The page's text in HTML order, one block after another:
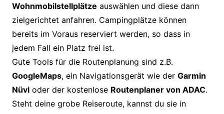
Wohnmobilstellplätze auswählen und diese dann
zielgerichtet anfahren. Campingplätze können
bereits im Voraus reserviert werden, so dass in
jedem Fall ein Platz frei ist.
Gute Tools für die Routenplanung sind z.B.
GoogleMaps, ein Navigationsgerät wie der Garmin
Nüvioder der kostenlose Routenplaner von ADAC.
Steht deine grobe Reiseroute, kannst du sie in